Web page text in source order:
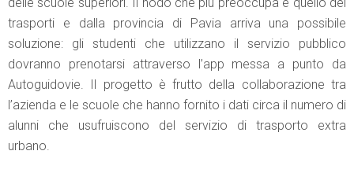
trasporti e dalla provincia di Pavia arriva una possibile
soluzione: gli studenti che utilizzano il servizio pubblico
dovranno prenotarsi attraverso l’app messa a punto da
Autoguidovie. Il progetto è frutto della collaborazione tra
l’azienda e le scuole che hanno fornito i dati circa il numero di
alunni che usufruiscono del servizio di trasporto extra
urbano.